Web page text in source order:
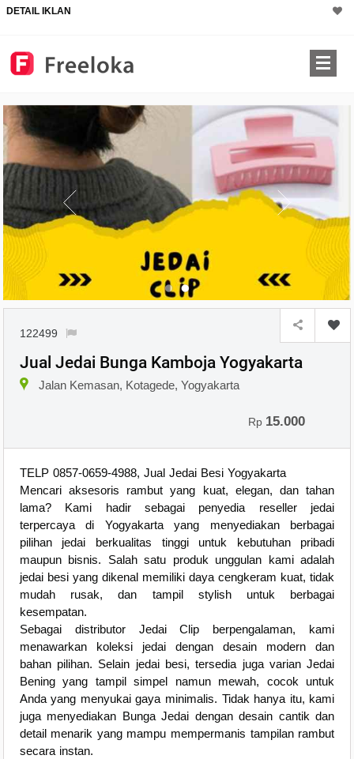
DETAIL IKLAN
122499
Jual Jedai Bunga Kamboja Yogyakarta
Jalan Kemasan, Kotagede, Yogyakarta
Rp 15.000
TELP 0857-0659-4988, Jual Jedai Besi Yogyakarta
Mencari aksesoris rambut yang kuat, elegan, dan tahan
lama? Kami hadir sebagai penyedia reseller jedai
terpercaya di Yogyakarta yang menyediakan berbagai
pilihan jedai berkualitas tinggi untuk kebutuhan pribadi
maupun bisnis. Salah satu produk unggulan kami adalah
jedai besi yang dikenal memiliki daya cengkeram kuat, tidak
mudah rusak, dan tampil stylish untuk berbagai
kesempatan.
Sebagai distributor Jedai Clip berpengalaman, kami
menawarkan koleksi jedai dengan desain modern dan
bahan pilihan. Selain jedai besi, tersedia juga varian Jedai
Bening yang tampil simpel namun mewah, cocok untuk
Anda yang menyukai gaya minimalis. Tidak hanya itu, kami
juga menyediakan Bunga Jedai dengan desain cantik dan
detail menarik yang mampu mempermanis tampilan rambut
secara instan.